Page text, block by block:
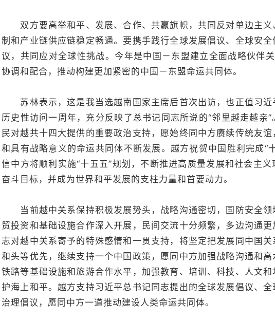
双方要高举和平、发展、合作、共赢旗帜，共同反对单边主义
制和产业链供应链稳定畅通。要携手践行全球发展倡议、全球安
议，共同应对全球性挑战。今年是中国－东盟建立全面战略伙伴
协调和配合，推动构建更加紧密的中国－东盟命运共同体。
苏林表示，这是我当选越南国家主席后首次出访，也正值习近
历史性访问一周年，充分反映了总书记同志所说的“邻里越走越亲
民对越共十四大提供的重要政治支持，愿始终同中方赓续传统友
和具有战略意义的命运共同体不断发展。越方祝贺中国胜利完成“
信中方将顺利实施“十五五”规划，不断推进高质量发展和社会主
奋斗目标，并成为世界和平发展的支柱力量和首要动力。
当前越中关系保持积极发展势头，战略沟通密切，国防安全领
贸投资和基础设施合作深入开展，民间交流十分频繁，多边沟通
志对越中关系寄予的特殊感情和一贯支持，将坚定把发展同中国
和头等优先，继续支持一个中国政策，愿同中方加强战略沟通和高
铁路等基础设施和旅游合作水平，加强教育、培训、科技、人文
护海上和平。越方支持习近平总书记同志提出的全球发展倡议、
治理倡议，愿同中方一道推动建设人类命运共同体。